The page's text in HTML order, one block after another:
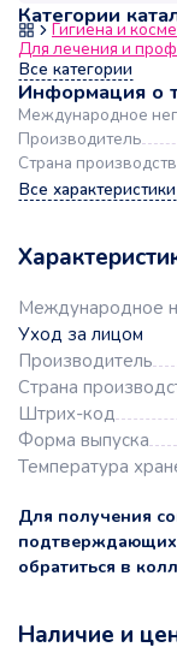
Категории
Гигиена и
Для лечения и
Все категории
Информация о
Международное
Производитель
Страна
Все характеристики
Международное
Уход за лицом
Производитель
Страна
Штрих-код
Форма выпуска
Температура
Для получения
подтверждающих
обратиться в
Наличие и